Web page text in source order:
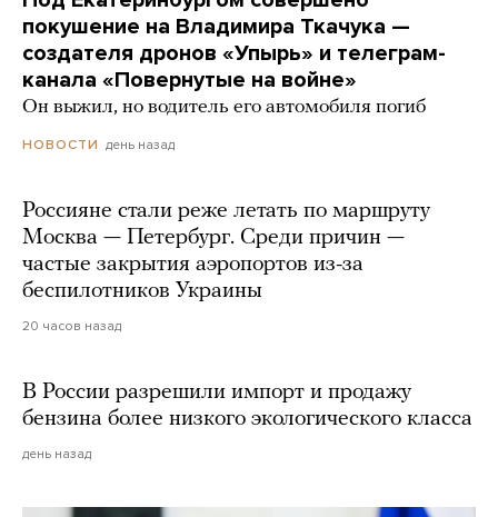
покушение на Владимира Ткачука —
создателя дронов «Упырь» и телеграм-
канала «Повернутые на войне»
Он выжил, но водитель его автомобиля погиб
НОВОСТИ день назад
Россияне стали реже летать по маршруту
Москва — Петербург. Среди причин —
частые закрытия аэропортов из-за
беспилотников Украины
20 часов назад
В России разрешили импорт и продажу
бензина более низкого экологического класса
день назад